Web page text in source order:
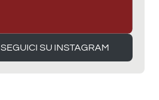
SEGUICI SU INSTAGRAM
SEGUICI SU INSTAGRAM